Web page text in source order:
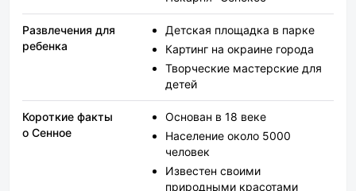
Развлечения для
ребенка
Детская площадка в парке
Картинг на окраине города
Творческие мастерские для
детей
Короткие факты
о Сенное
Основан в 18 веке
Население около 5000
человек
Известен своими
природными красотами